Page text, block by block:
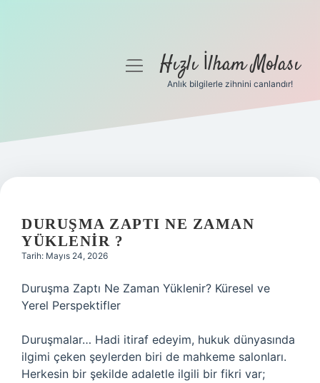
Gizlilik Politikası
Yasal Uyarı
menüyüHızlı İlham Molası
Anlık bilgilerle zihnini canlandır!
DURUŞMA ZAPTI NE ZAMAN
YÜKLENIR ?
Tarih: Mayıs 24, 2026
Duruşma Zaptı Ne Zaman Yüklenir? Küresel ve
Yerel Perspektifler
Duruşmalar… Hadi itiraf edeyim, hukuk dünyasında
ilgimi çeken şeylerden biri de mahkeme salonları.
Herkesin bir şekilde adaletle ilgili bir fikri var;